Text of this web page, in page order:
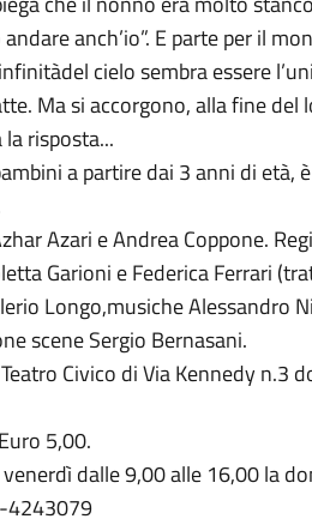
anch’io”. E parte per il
cielo sembra essere
Ma si accorgono, alla fine del
risposta...
a partire dai 3 anni di età,
Azari e Andrea Coppone.
Garioni e Federica Ferrari
Longo,musiche Alessandro
scene Sergio Bernasani.
Civico di Via Kennedy n.3
5,00.
dalle 9,00 alle 16,00 la
4243079